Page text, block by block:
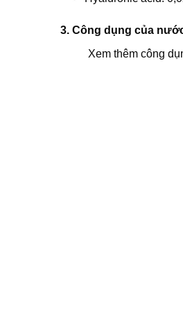
3. Công dụng của
Xem thêm công